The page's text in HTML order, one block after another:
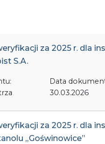
za 2025 r. dla
S.A.
Data
30.03.2026
za 2025 r. dla
„Goświnowice”